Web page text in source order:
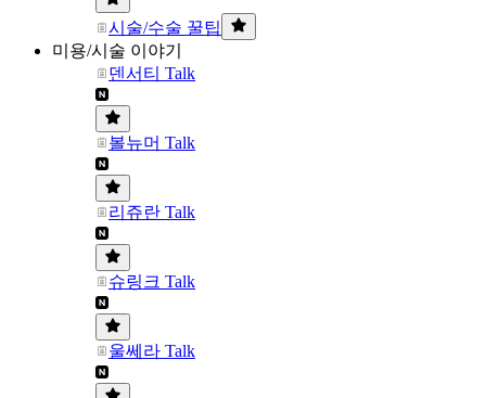
시술/수술 꿀팁
미용/시술 이야기
덴서티 Talk
볼뉴머 Talk
리쥬란 Talk
슈링크 Talk
울쎄라 Talk